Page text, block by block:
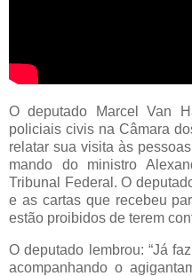
O deputado Marcel Van
policiais civis na Câmara
relatar sua visita às
mando do ministro
Tribunal Federal. O
e as cartas que recebeu
estão proibidos de terem
O deputado lembrou: “Já
acompanhando o